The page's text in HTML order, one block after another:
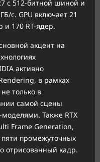
с 512-битной шиной и
с. GPU включает 21
и 170 RT-ядер.
акцент на
активно
в рамках
только в
самой сцены
Также RTX
Frame Generation,
промежуточных
отрисованный кадр.